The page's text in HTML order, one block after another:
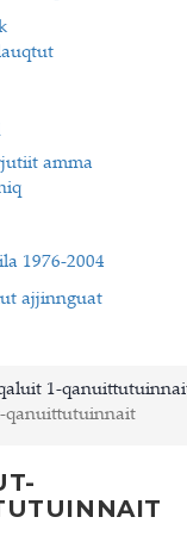
amma
1976-2004
ajjinnguat
1-
qanuittutuinnait